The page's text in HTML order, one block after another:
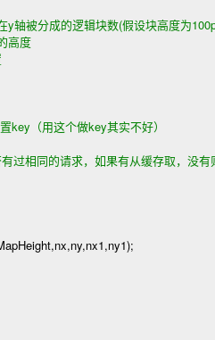
y轴被分成的逻辑块数(假设块高度为
高度
key（用这个做key其实不好）
过相同的请求，如果有从缓存取，没